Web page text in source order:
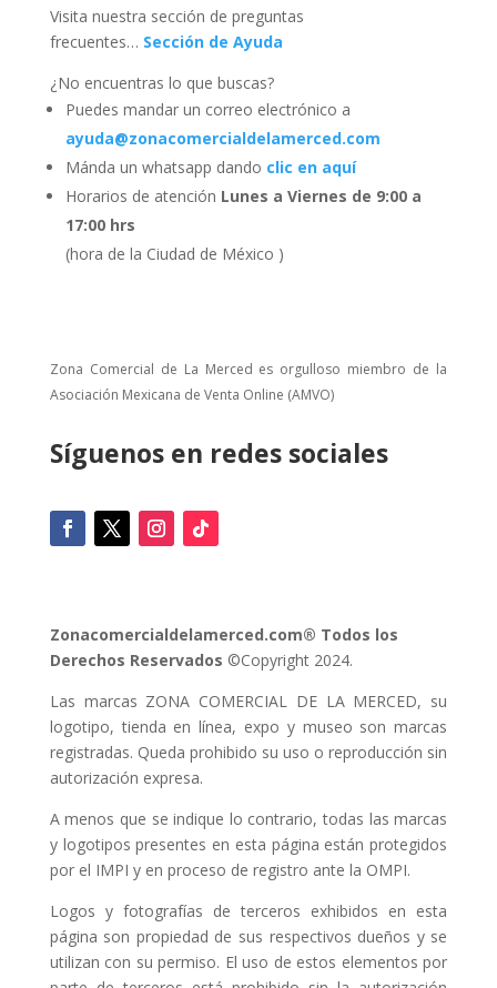
Visita nuestra sección de preguntas
frecuentes… Sección de Ayuda
¿No encuentras lo que buscas?
Puedes mandar un correo electrónico a
ayuda@zonacomercialdelamerced.com
Mánda un whatsapp dando clic en aquí
Horarios de atención Lunes a Viernes de 9:00 a
17:00 hrs
(hora de la Ciudad de México )
Zona Comercial de La Merced es orgulloso miembro de la
Asociación Mexicana de Venta Online (AMVO)
Síguenos en redes sociales
Zonacomercialdelamerced.com® Todos los
Derechos Reservados ©Copyright 2024.
Las marcas ZONA COMERCIAL DE LA MERCED, su
logotipo, tienda en línea, expo y museo son marcas
registradas. Queda prohibido su uso o reproducción sin
autorización expresa.
A menos que se indique lo contrario, todas las marcas
y logotipos presentes en esta página están protegidos
por el IMPI y en proceso de registro ante la OMPI.
Logos y fotografías de terceros exhibidos en esta
página son propiedad de sus respectivos dueños y se
utilizan con su permiso. El uso de estos elementos por